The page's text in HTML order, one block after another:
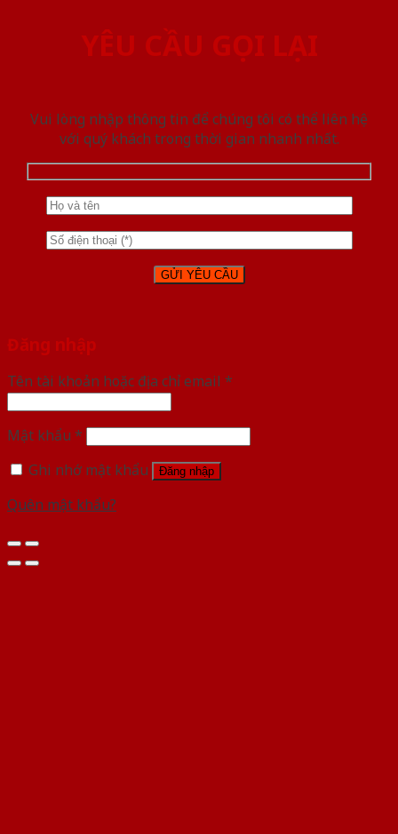
YÊU CẦU GỌI LẠI
Vui lòng nhập thông tin để chúng tôi có thể liên hệ
với quý khách trong thời gian nhanh nhất.
Đăng nhập
Tên tài khoản hoặc địa chỉ email *
Mật khẩu *
Ghi nhớ mật khẩu
Đăng nhập
Quên mật khẩu?